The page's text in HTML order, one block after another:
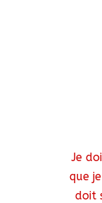
Je
que
doit